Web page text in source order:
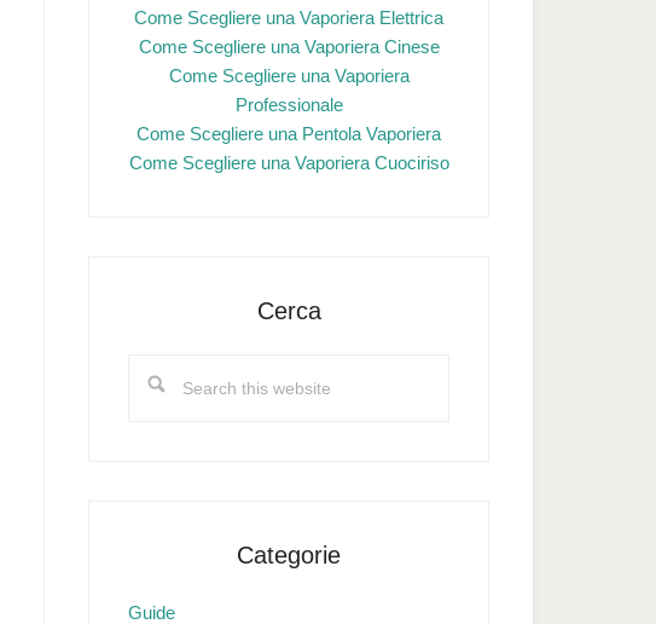
Come Scegliere una Vaporiera Elettrica
Come Scegliere una Vaporiera Cinese
Come Scegliere una Vaporiera
Professionale
Come Scegliere una Pentola Vaporiera
Come Scegliere una Vaporiera Cuociriso
Cerca
this
Categorie
Guide